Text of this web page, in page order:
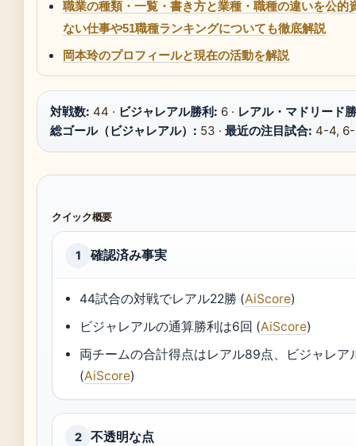
職業の種類・一覧・書き方と業種・職種の違いを公的
ない仕事や51職種ランキングについても徹底解説
岡本玲のプロフィールと現在の活動を解説
対戦数: 44 · ビジャレアル勝利: 6 · レアル・マドリード
総ゴール（ビジャレアル）: 53 · 最近の注目試合: 4-4,
クイック概要
1 確認済み事実
44試合の対戦でレアル22勝 (AiScore)
ビジャレアルの通算勝利は6回 (AiScore)
両チームの合計得点はレアル89点、ビジャレア
(AiScore)
2 不透明な点